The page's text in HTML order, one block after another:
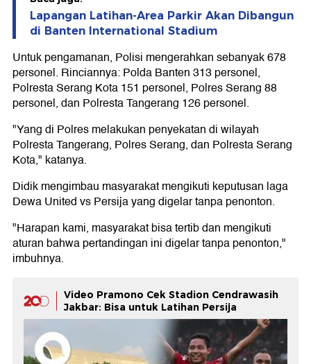
Lapangan Latihan-Area Parkir Akan Dibangun
di Banten International Stadium
Untuk pengamanan, Polisi mengerahkan sebanyak 678
personel. Rinciannya: Polda Banten 313 personel,
Polresta Serang Kota 151 personel, Polres Serang 88
personel, dan Polresta Tangerang 126 personel.
"Yang di Polres melakukan penyekatan di wilayah
Polresta Tangerang, Polres Serang, dan Polresta Serang
Kota," katanya.
Didik mengimbau masyarakat mengikuti keputusan laga
Dewa United vs Persija yang digelar tanpa penonton.
"Harapan kami, masyarakat bisa tertib dan mengikuti
aturan bahwa pertandingan ini digelar tanpa penonton,"
imbuhnya.
Video Pramono Cek Stadion Cendrawasih
Jakbar: Bisa untuk Latihan Persija